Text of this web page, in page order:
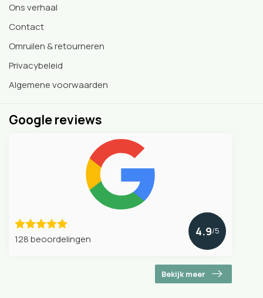
Ons verhaal
Contact
Omruilen & retourneren
Privacybeleid
Algemene voorwaarden
Google reviews
128 beoordelingen
4.9/5
Bekijk meer